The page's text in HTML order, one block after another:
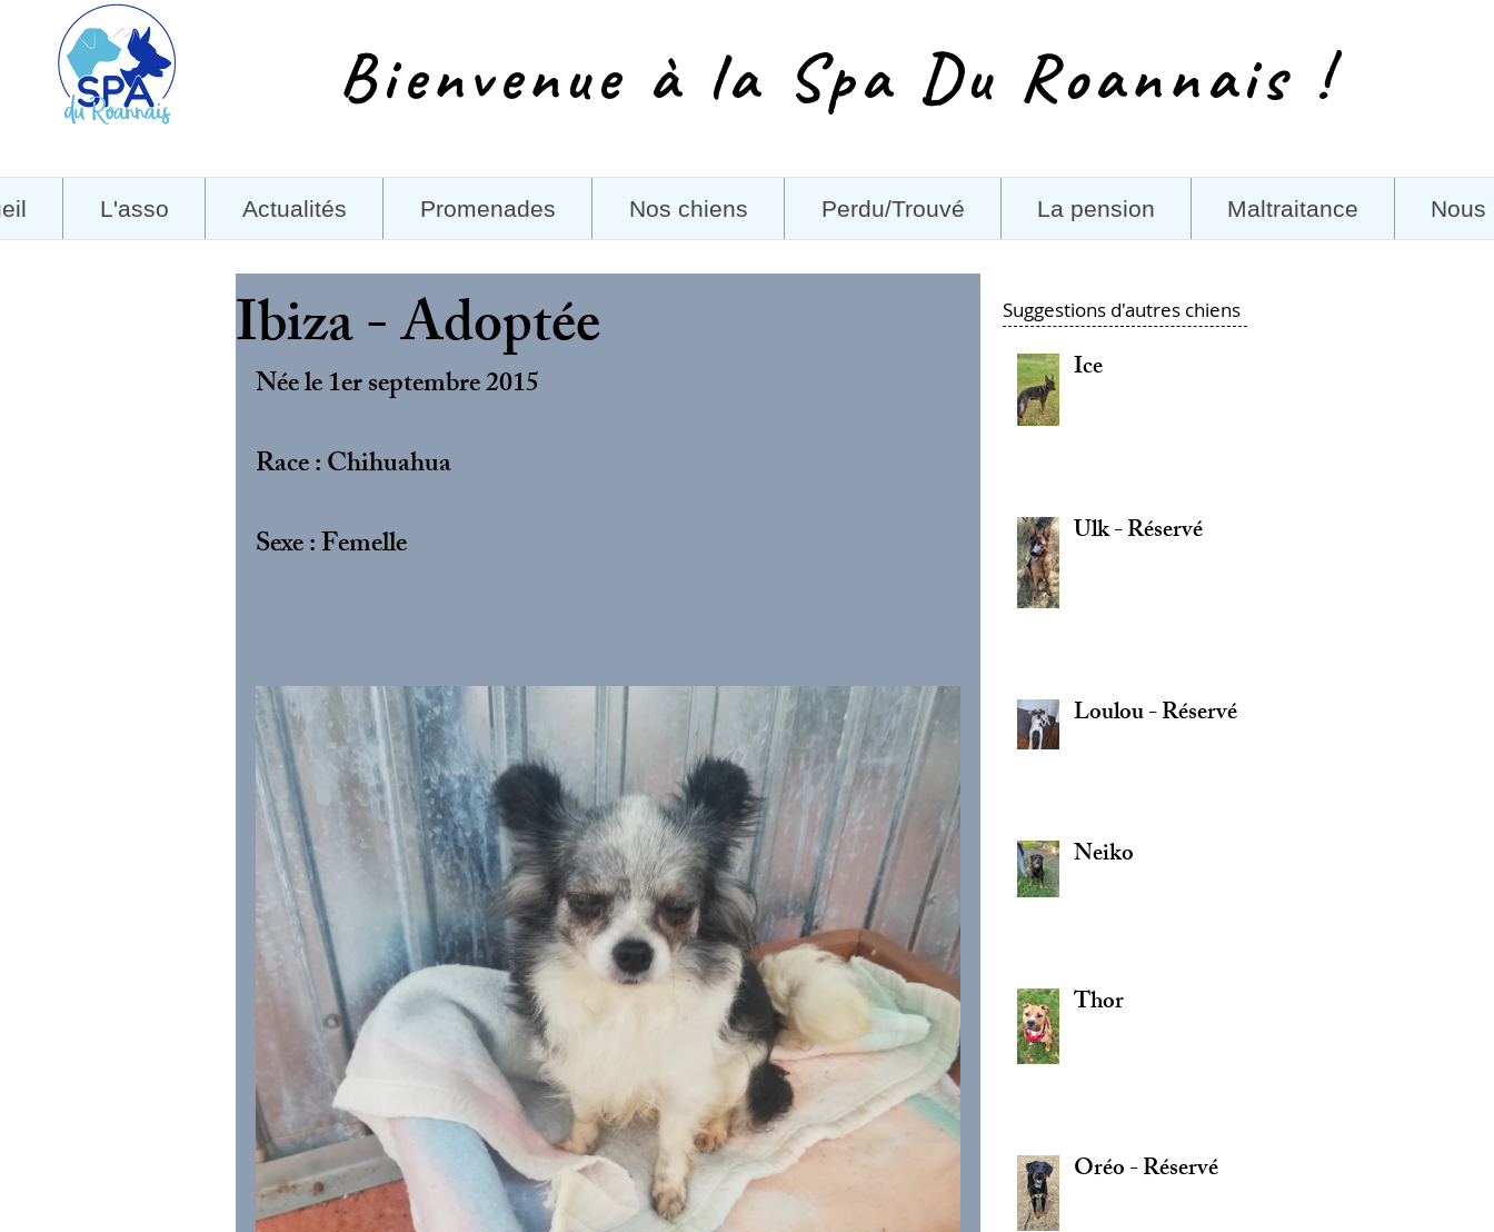
Bienvenue à la Spa Du Roannais !
L'asso Actualités Promenades Nos chiens Perdu/Trouvé La pension Maltraitance Nous
Ibiza - Adoptée
Née le 1er septembre 2015
Race : Chihuahua
Sexe : Femelle
Suggestions d'autres chiens
Ice
Ulk - Réservé
Loulou - Réservé
Neiko
Thor
Oréo - Réservé